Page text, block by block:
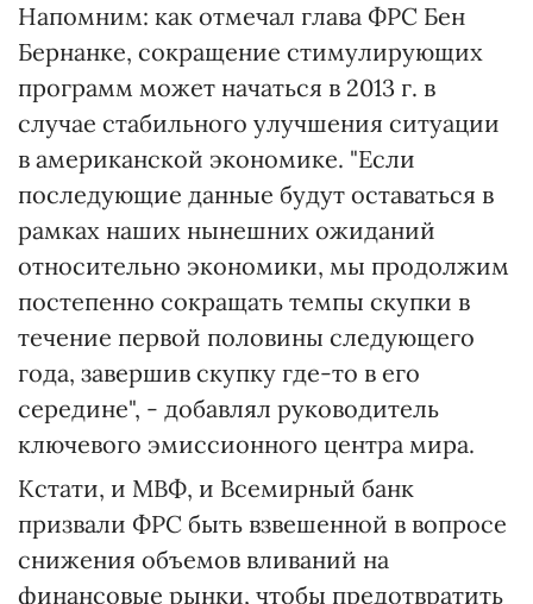
Напомним: как отмечал глава ФРС Бен
Бернанке, сокращение стимулирующих
программ может начаться в 2013 г. в
случае стабильного улучшения ситуации
в американской экономике. "Если
последующие данные будут оставаться в
рамках наших нынешних ожиданий
относительно экономики, мы продолжим
постепенно сокращать темпы скупки в
течение первой половины следующего
года, завершив скупку где-то в его
середине", - добавлял руководитель
ключевого эмиссионного центра мира.
Кстати, и МВФ, и Всемирный банк
призвали ФРС быть взвешенной в вопросе
снижения объемов вливаний на
финансовые рынки, чтобы предотвратить